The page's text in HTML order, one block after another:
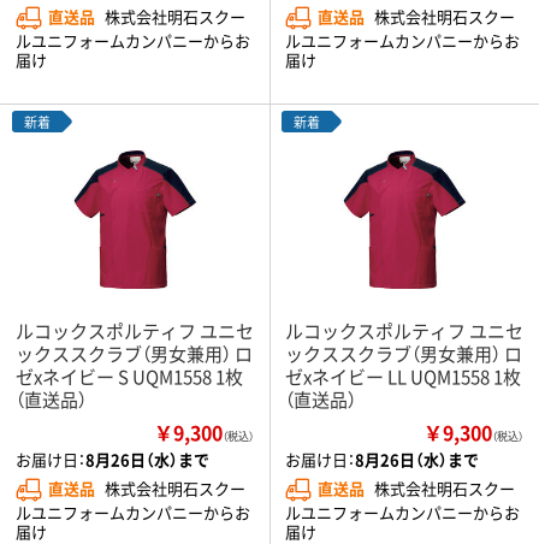
直送品 株式会社明石スクー
ルユニフォームカンパニーからお
届け
直送品 株式会社明石スクー
ルユニフォームカンパニーからお
届け
新着
ルコックスポルティフ ユニセ
ックススクラブ（男女兼用） ロ
ゼxネイビー S UQM1558 1枚
（直送品）
￥9,300（税込）
お届け日：8月26日（水）まで
直送品 株式会社明石スクー
ルユニフォームカンパニーからお
届け
新着
ルコックスポルティフ ユニセ
ックススクラブ（男女兼用） ロ
ゼxネイビー LL UQM1558 1枚
（直送品）
￥9,300（税込）
お届け日：8月26日（水）まで
直送品 株式会社明石スクー
ルユニフォームカンパニーからお
届け